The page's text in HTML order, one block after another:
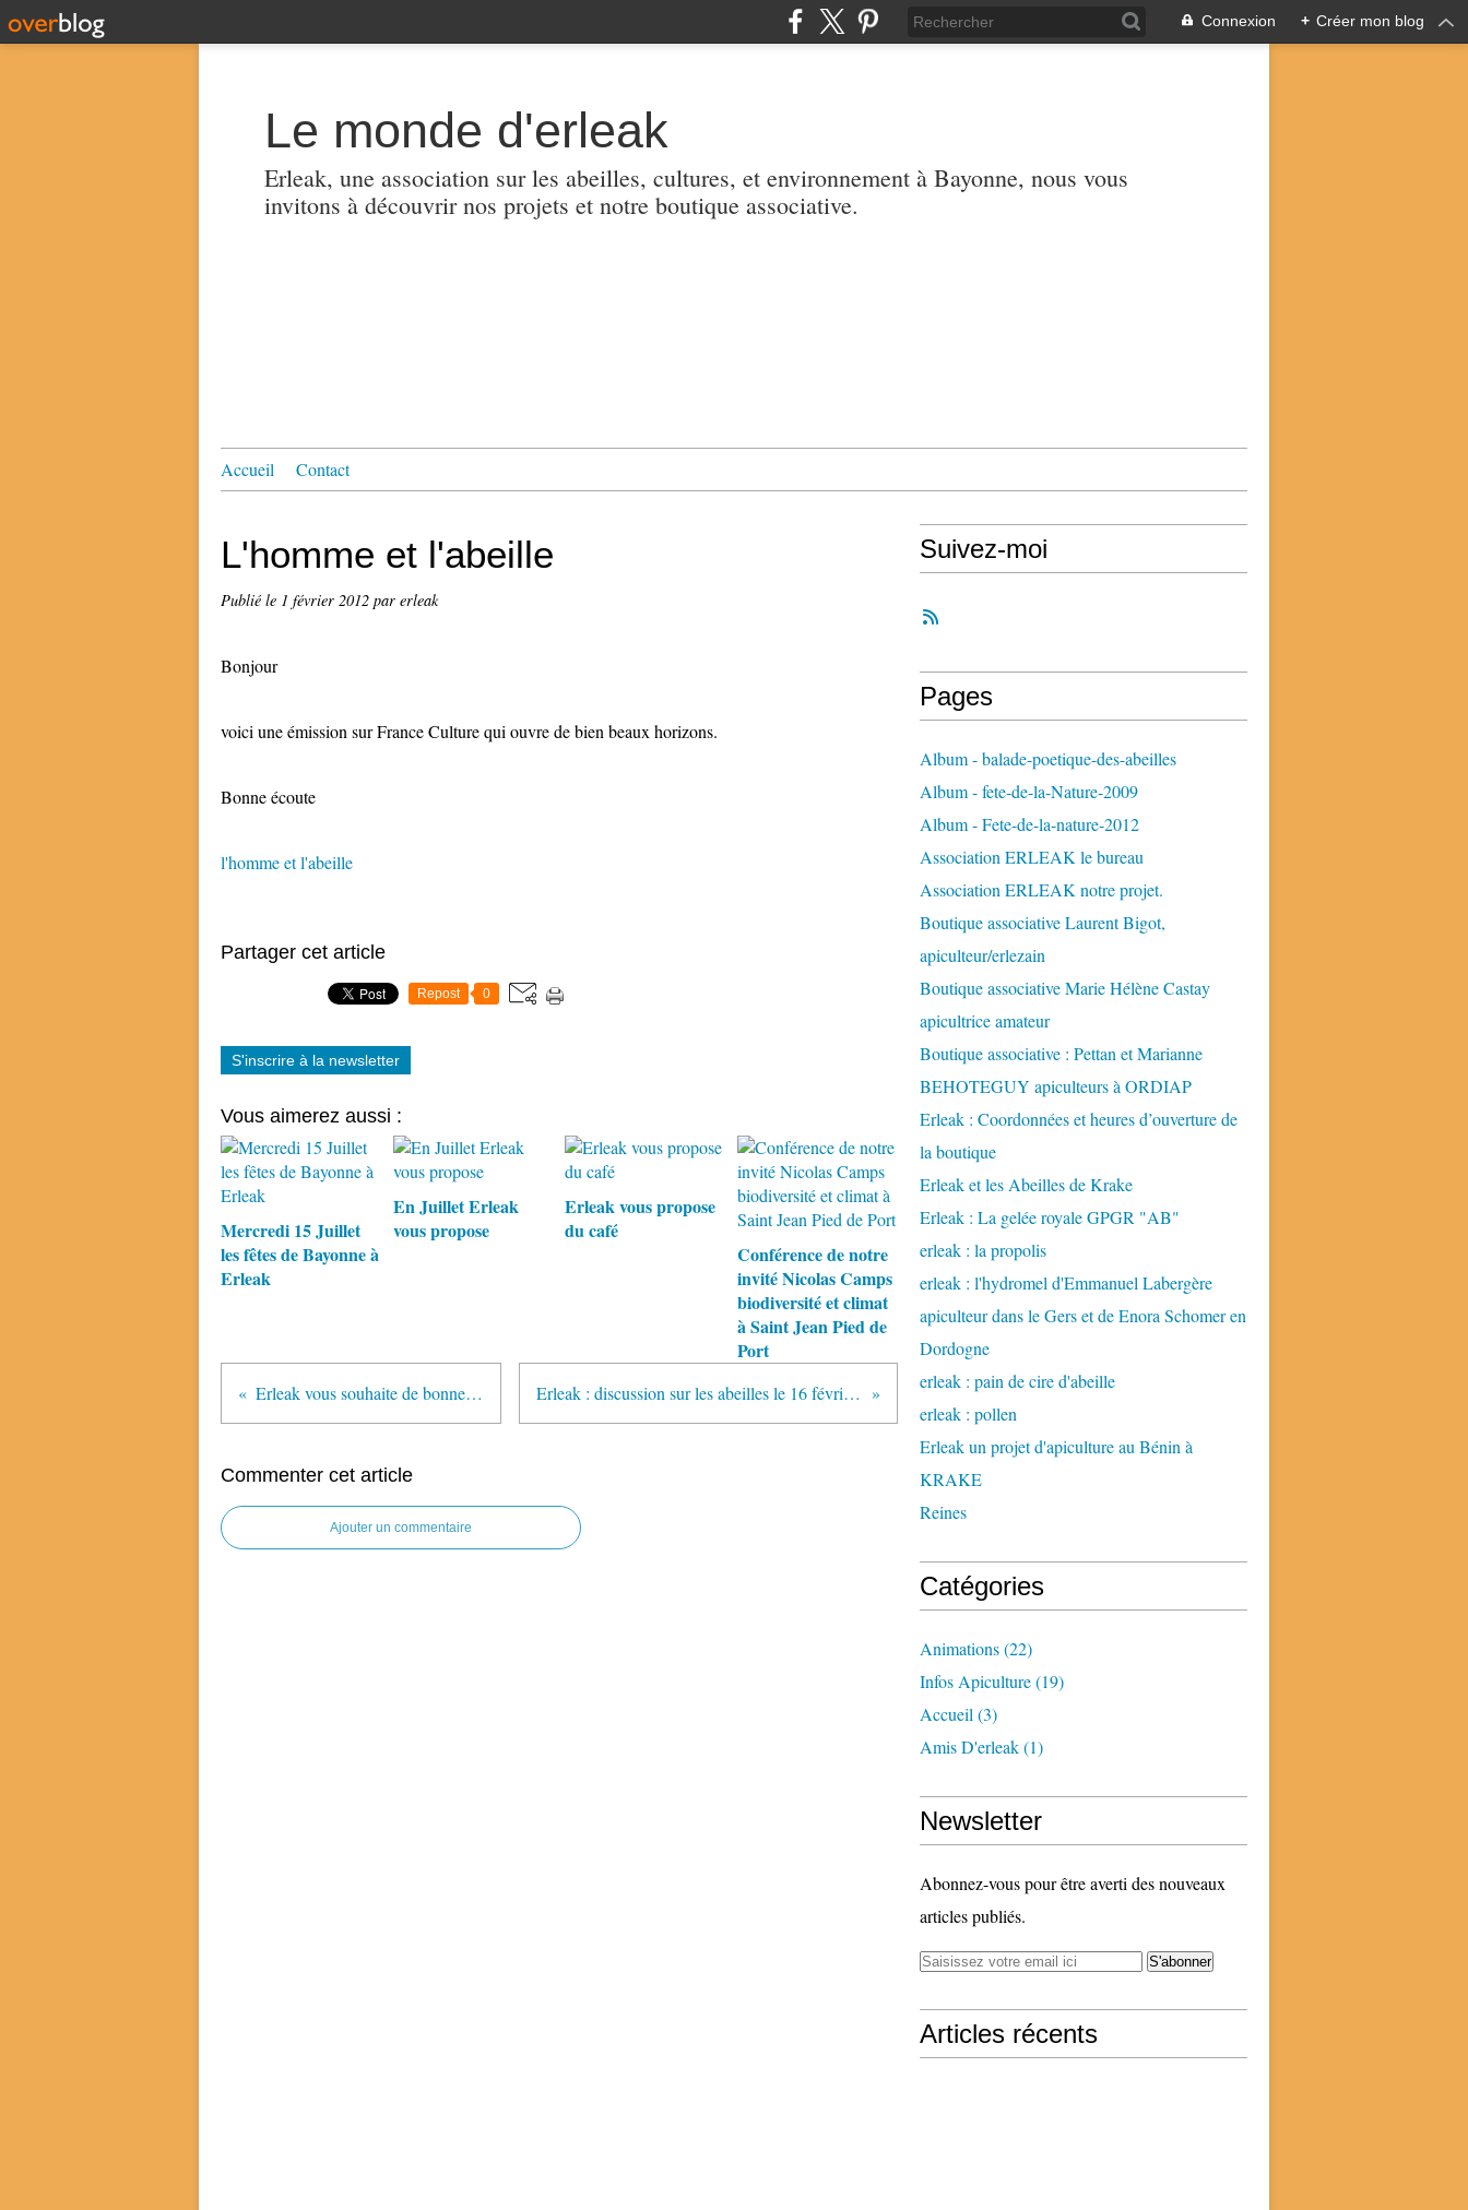
Connexion + Créer mon blog
Le monde d'erleak
Erleak, une association sur les abeilles, cultures, et environnement à Bayonne, nous vous
invitons à découvrir nos projets et notre boutique associative.
Accueil Contact
L'homme et l'abeille
Publié le 1 février 2012 par erleak
Bonjour
voici une émission sur France Culture qui ouvre de bien beaux horizons.
Bonne écoute
l'homme et l'abeille
Partager cet article
Repost 0
S'inscrire à la newsletter
Vous aimerez aussi :
Mercredi 15 Juillet
les fêtes de Bayonne à
Erleak
En Juillet Erleak
vous propose
Erleak vous propose
du café
Conférence de notre
invité Nicolas Camps
biodiversité et climat
à Saint Jean Pied de
Port
Erleak vous souhaite de bonnes fêtes Erleak : discussion sur les abeilles le 16 février 2012
Commenter cet article
Ajouter un commentaire
Suivez-moi
Pages
Album - balade-poetique-des-abeilles
Album - fete-de-la-Nature-2009
Album - Fete-de-la-nature-2012
Association ERLEAK le bureau
Association ERLEAK notre projet.
Boutique associative Laurent Bigot,
apiculteur/erlezain
Boutique associative Marie Hélène Castay
apicultrice amateur
Boutique associative : Pettan et Marianne
BEHOTEGUY apiculteurs à ORDIAP
Erleak : Coordonnées et heures d’ouverture de
la boutique
Erleak et les Abeilles de Krake
Erleak : La gelée royale GPGR "AB"
erleak : la propolis
erleak : l'hydromel d'Emmanuel Labergère
apiculteur dans le Gers et de Enora Schomer en
Dordogne
erleak : pain de cire d'abeille
erleak : pollen
Erleak un projet d'apiculture au Bénin à
KRAKE
Reines
Catégories
Animations(22)
Infos Apiculture(19)
Accueil (3)
Amis D'erleak(1)
Newsletter
Abonnez-vous pour être averti des nouveaux
articles publiés.
Articles récents